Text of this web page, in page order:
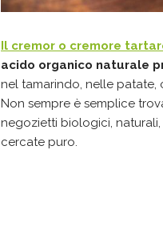
Il cremor o cremore
acido organico naturale
nel tamarindo, nelle patate,
Non sempre è semplice
negozietti biologici,
cercate puro.